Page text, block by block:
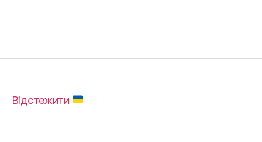
Відстежити